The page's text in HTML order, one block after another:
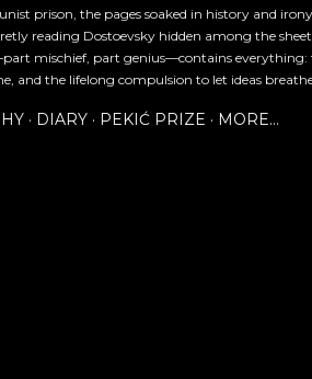
prison, the pages soaked in history and
reading Dostoevsky hidden among the
mischief, part genius—contains everything:
and the lifelong compulsion to let ideas
DIARY PEKIĆ PRIZE MORE…